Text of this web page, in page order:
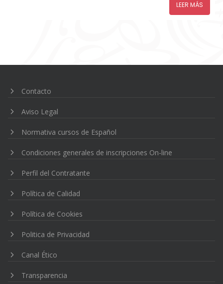
LEER MÁS
Contacto
Aviso Legal
Normativa cursos de Español
Condiciones generales de inscripciones On-line
Perfil del Contratante
Política de Calidad
Política de Cookies
Politica de Privacidad
Canal Ético
Transparencia